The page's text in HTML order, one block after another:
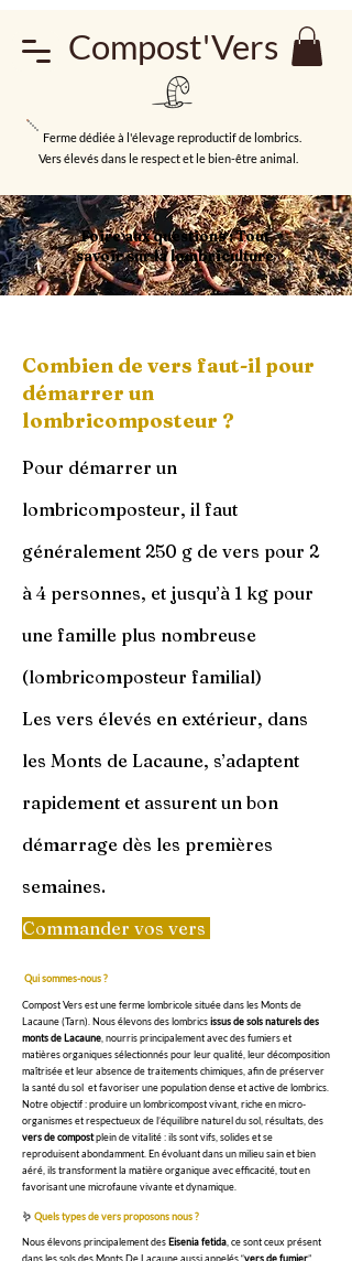
Compost'Vers
Ferme dédiée à l'élevage reproductif de lombrics.
Vers élevés dans le respect et le bien-être animal.
Foire aux questions : Tout
savoir sur la lombriculture
Combien de vers faut-il pour
démarrer un
lombricomposteur ?
Pour démarrer un
lombricomposteur, il faut
généralement 250 g de vers pour 2
à 4 personnes, et jusqu’à 1 kg pour
une famille plus nombreuse
(lombricomposteur familial)
Les vers élevés en extérieur, dans
les Monts de Lacaune, s’adaptent
rapidement et assurent un bon
démarrage dès les premières
semaines.
Commander vos vers
Qui sommes-nous ?
Compost Vers est une ferme lombricole située dans les Monts de
Lacaune (Tarn). Nous élevons des lombricsissus de sols naturels des
monts de Lacaune , nourris principalement avec des fumiers et
matières organiques sélectionnés pour leur qualité, leur décomposition
maîtrisée et leur absence de traitements chimiques, afin de préserver
la santé du sol et favoriser une population dense et active de lombrics.
Notre objectif : produire un lombricompost vivant, riche en micro-
organismes et respectueux de l’équilibre naturel du sol, résultats, des
vers de compostplein de vitalité : ils sont vifs, solides et se
reproduisent abondamment. En évoluant dans un milieu sain et bien
aéré, ils transforment la matière organique avec efficacité, tout en
favorisant une microfaune vivante et dynamique.
🪱 Quels types de vers proposons nous ?
Nous élevons principalement desEisenia fetida , ce sont ceux présent
dans les sols des Monts De Lacaune aussi appelés “vers de fumier”,